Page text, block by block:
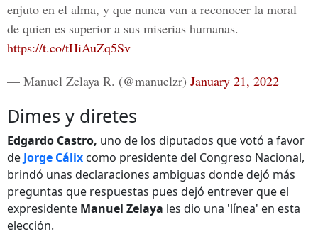
enjuto en el alma, y que nunca van a reconocer la moral
de quien es superior a sus miserias humanas.
https://t.co/tHiAuZq5Sv
— Manuel Zelaya R. (@manuelzr) January 21, 2022
Dimes y diretes
Edgardo Castro, uno de los diputados que votó a favor
de Jorge Cálix como presidente del Congreso Nacional,
brindó unas declaraciones ambiguas donde dejó más
preguntas que respuestas pues dejó entrever que el
expresidente Manuel Zelaya les dio una 'línea' en esta
elección.